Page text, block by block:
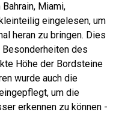
Miami,
eingelesen, um
heran zu bringen. Dies
des
Höhe der Bordsteine
wurde auch die
um die
erkennen zu können -